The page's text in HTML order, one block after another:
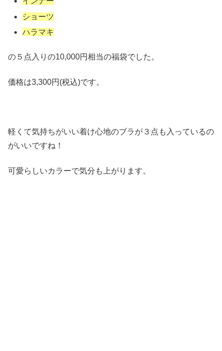
ショーツ
ハラマキ
の５点入りの10,000円相当の福袋でした。
価格は3,300円(税込)です。
軽くて気持ちがいい着け心地のブラが３点も入っているの
がいいですね！
可愛らしいカラーで気分も上がります。